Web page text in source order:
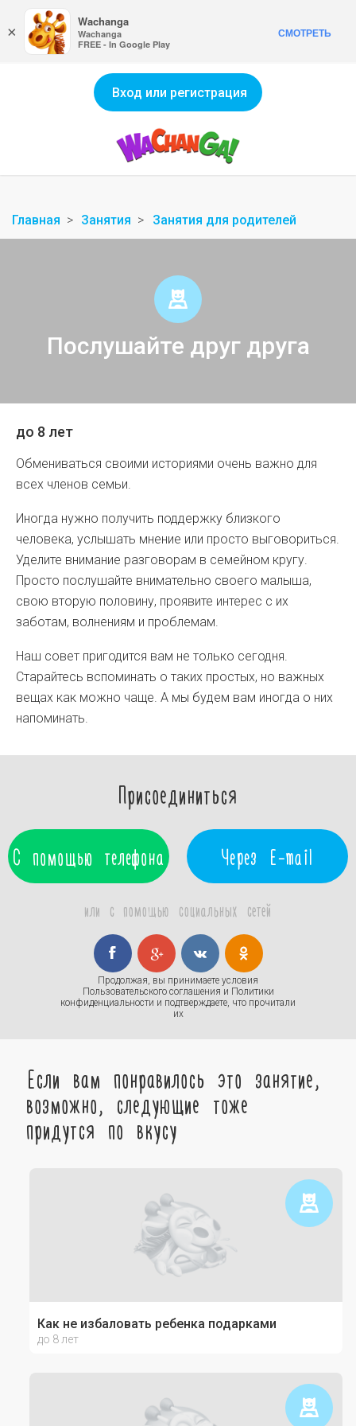
Вход или регистрация
Главная Занятия Занятия для родителей
Послушайте друг друга
до 8 лет
Обмениваться своими историями очень важно для
всех членов семьи.
Иногда нужно получить поддержку близкого
человека, услышать мнение или просто выговориться.
Уделите внимание разговорам в семейном кругу.
Просто послушайте внимательно своего малыша,
свою вторую половину, проявите интерес с их
заботам, волнениям и проблемам.
Наш совет пригодится вам не только сегодня.
Старайтесь вспоминать о таких простых, но важных
вещах как можно чаще. А мы будем вам иногда о них
напоминать.
Присоединиться
С помощью телефона Через E-mail
или с помощью социальных сетей
Продолжая, вы принимаете условия
Пользовательского соглашения и Политики
конфиденциальности и подтверждаете, что прочитали
их
Если вам понравилось это занятие,
возможно, следующие тоже
придутся по вкусу
Как не избаловать ребенка подарками
до 8 лет
×
Wachanga
Wachanga
FREE - In Google Play
СМОТРЕТЬ